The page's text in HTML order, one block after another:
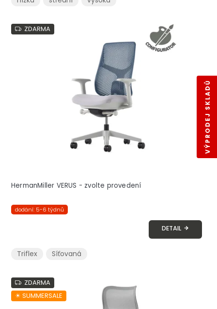
ZDARMA
HermanMiller VERUS - zvolte provedení
dodání: 5-6 týdnů
DETAIL
Triflex Síťovaná
ZDARMA
☀︎ SUMMERSALE
VÝPRODEJ SKLADŮ